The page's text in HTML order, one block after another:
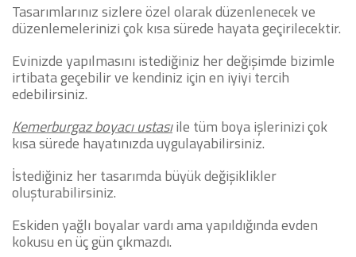
Tasarımlarınız sizlere özel olarak düzenlenecek ve
düzenlemelerinizi çok kısa sürede hayata geçirilecektir.
Evinizde yapılmasını istediğiniz her değişimde bizimle
irtibata geçebilir ve kendiniz için en iyiyi tercih
edebilirsiniz.
Kemerburgaz boyacı ustasıile tüm boya işlerinizi çok
kısa sürede hayatınızda uygulayabilirsiniz.
İstediğiniz her tasarımda büyük değişiklikler
oluşturabilirsiniz.
Eskiden yağlı boyalar vardı ama yapıldığında evden
kokusu en üç gün çıkmazdı.